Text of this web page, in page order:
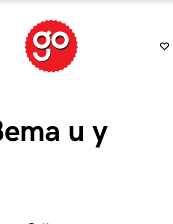
и у